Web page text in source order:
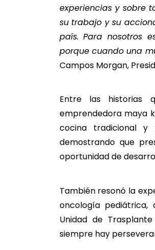
experiencias y sobre
su trabajo y su
país. Para nosotros
porque cuando una
Campos Morgan,
Entre las historias
emprendedora maya
cocina tradicional y
demostrando que
oportunidad de
También resonó la
oncología pediátrica,
Unidad de
siempre hay